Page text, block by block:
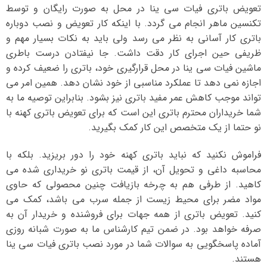
تعویض باتری فیات سی ینا در محل به صورت رایگان و توسط
تکنسین ماهر انجام می گردد. با اینکه کار تعویض و نصب دوباره
باتری کار آسانی به نظر می رسد ولی باید به نکات بسیار مهم و
ظریفی حین اجرای کار دقت داشت. جا نیفتادن درست باطری
ماشین فیات سی ینا در محل قرارگیری خود، باتری را ضعیف کرده و
اجازه نمی دهد تا عملکرد مناسبی از خود نشان دهد. همین امر می
تواند موجب کاهش عمر مفید باتری نیز بشود. بنابراین توصیه ما به
شما خریداران محترم باتری این است که برای تعویض باتری کهنه با
نو حتما از یک متخصص این کار کمک بگیرید.
فراموش نکنید که نباید باتری کهنه خود را دور بریزید. بلکه با
محاسبه داغی و تحویل آن، از قیمت باتری نو خریداری شده می
کاهید. از طرفی هم به چرخه بازیافت چنین محصولی که حاوی
مواد مضر برای محیط زیست از جمله سرب می باشد، کمک می
کنید. تعویض باتری از همه جهات برای فروشنده و خریدار آن به
صرفه خواهد بود. در ضمن تیم کارشناس ما به صورت شبانه روزی
آماده پاسخگویی به سوالات شما در مورد نصب باتری فیات سی ینا
هستند.